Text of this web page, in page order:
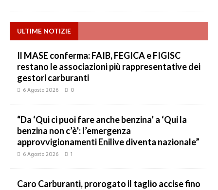
ULTIME NOTIZIE
Il MASE conferma: FAIB, FEGICA e FIGISC
restano le associazioni più rappresentative dei
gestori carburanti
6 Agosto 2026 0
“Da ‘Qui ci puoi fare anche benzina’ a ‘Qui la
benzina non c’è’: l’emergenza
approvvigionamenti Enilive diventa nazionale”
6 Agosto 2026 1
Caro Carburanti, prorogato il taglio accise fino